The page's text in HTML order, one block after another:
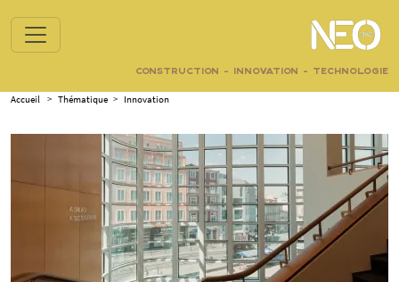
CONSTRUCTION - INNOVATION - TECHNOLOGIE
Accueil > Thématique > Innovation